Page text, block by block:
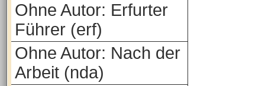
Ohne Autor: Erfurter
Führer (erf)
Ohne Autor: Nach der
Arbeit (nda)